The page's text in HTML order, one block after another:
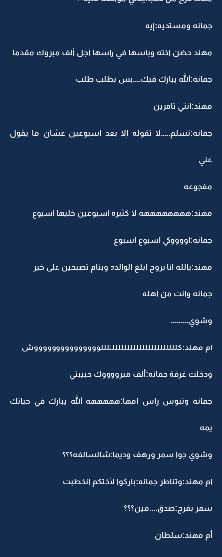
جمانه ومستحيه:إيه
مهند حضن اخته وباسها في راسها أجل ألف مبروك مقدما
جمانه:الله يبارك فيك....بس بطلب طلب
مهند:انتي تامرين
جمانه:تسلم.....لا تقوله إلا بعد اسبوعين عشان ما يقول
عني
مفجوعه
مهند:ههههههههه لا كثيره اسبوعين خليها اسبوع
جمانه:اووووكي اسبوع اسبوع
مهند:يالله انا بروح ابلغ الوالده وبنام تصبحين على خير
جمانه وانت من أهله
وشوي.........
ام مهند:كللللللللللللللللللللللللللوووووووووووووووش
ودخلت غرفة جمانه:ألف مبرووووك حبيبتي
جمانه وتبوس راس امها:هههههه الله يبارك في حياتك
يمه
وشوي جوا سمر ورهف وديما:شالسالفه؟؟؟
ام مهند:وتناظر جمانه:باركوا لأختكم انخطبت
سمر بفرح:صدق....مين؟؟؟
أم مهند:سلطان